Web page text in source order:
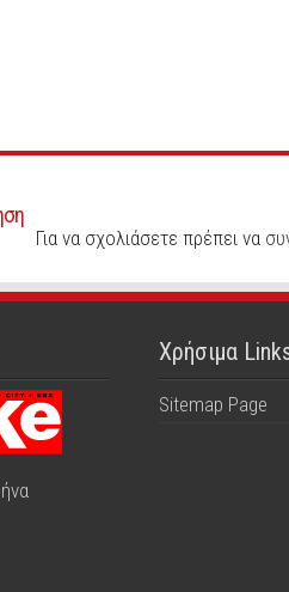
Για να σχολιάσετε πρέπει να
Χρήσιμα
Sitemap Page